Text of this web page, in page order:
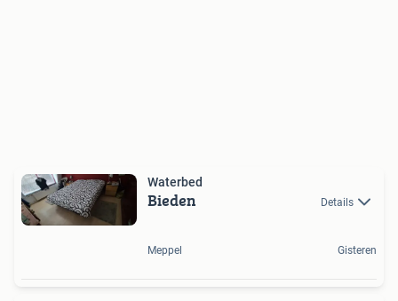
Waterbed
Bieden Details
Meppel Gisteren